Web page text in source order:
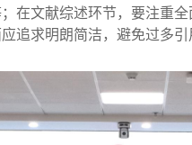
在文献综述环节，要注重
追求明朗简洁，避免过多引